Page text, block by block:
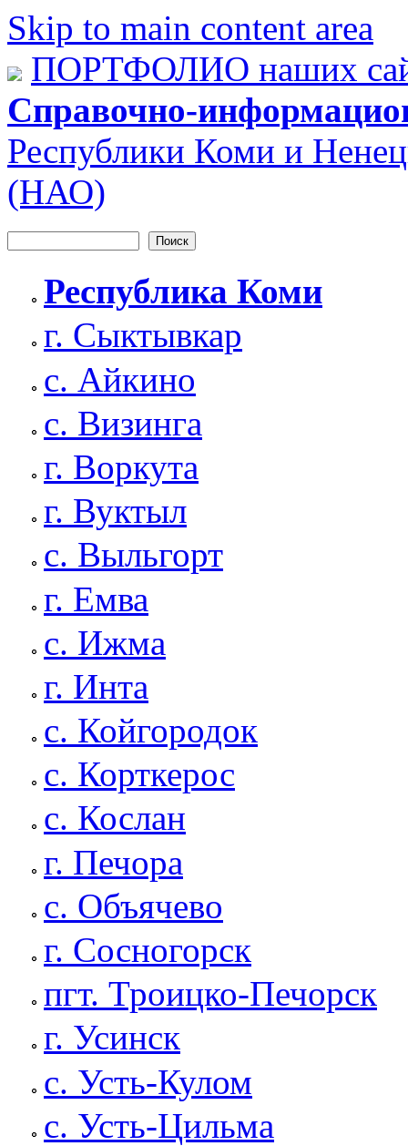
Skip to main content area
ПОРТФОЛИО наших
Справочно-
Республики Коми и
(НАО)
Форма поиска
Республика Коми
г. Сыктывкар
с. Айкино
с. Визинга
г. Воркута
г. Вуктыл
с. Выльгорт
г. Емва
с. Ижма
г. Инта
с. Койгородок
с. Корткерос
с. Кослан
г. Печора
с. Объячево
г. Сосногорск
пгт. Троицко-Печорск
г. Усинск
с. Усть-Кулом
с. Усть-Цильма